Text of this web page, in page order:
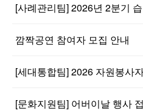
[사례관리팀] 2026년 2분기
깜짝공연 참여자 모집 안내
[세대통합팀] 2026 자원봉사
[문화지원팀] 어버이날 행사